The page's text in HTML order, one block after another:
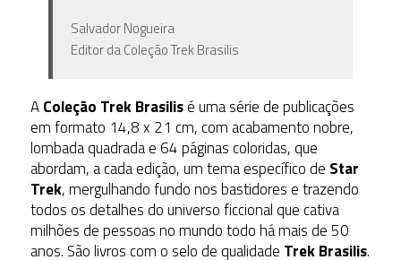
Salvador Nogueira
Editor da Coleção Trek Brasilis
AColeção Trek Brasilisé uma série de publicações
em formato 14,8 x 21 cm, com acabamento nobre,
lombada quadrada e 64 páginas coloridas, que
abordam, a cada edição, um tema específico de Star
Trek, mergulhando fundo nos bastidores e trazendo
todos os detalhes do universo ficcional que cativa
milhões de pessoas no mundo todo há mais de 50
anos. São livros com o selo de qualidade Trek Brasilis.